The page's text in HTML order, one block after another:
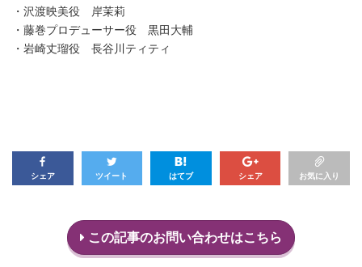
・沢渡映美役 岸茉莉
・藤巻プロデューサー役 黒田大輔
・岩崎丈瑠役 長谷川ティティ
シェア ツイート はてブ シェア お気に入り
この記事のお問い合わせはこちら